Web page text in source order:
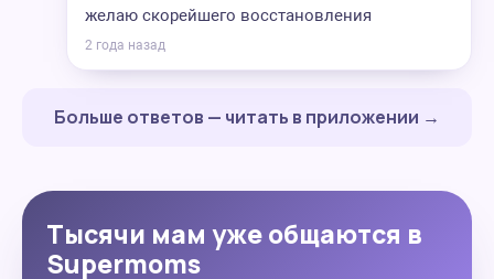
желаю скорейшего восстановления
2 года назад
Больше ответов — читать в приложении →
Тысячи мам уже общаются в
Supermoms